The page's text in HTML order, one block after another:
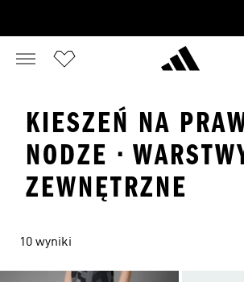
KIESZEŃ NA
NODZE ·
ZEWNĘTRZNE
10 wyniki